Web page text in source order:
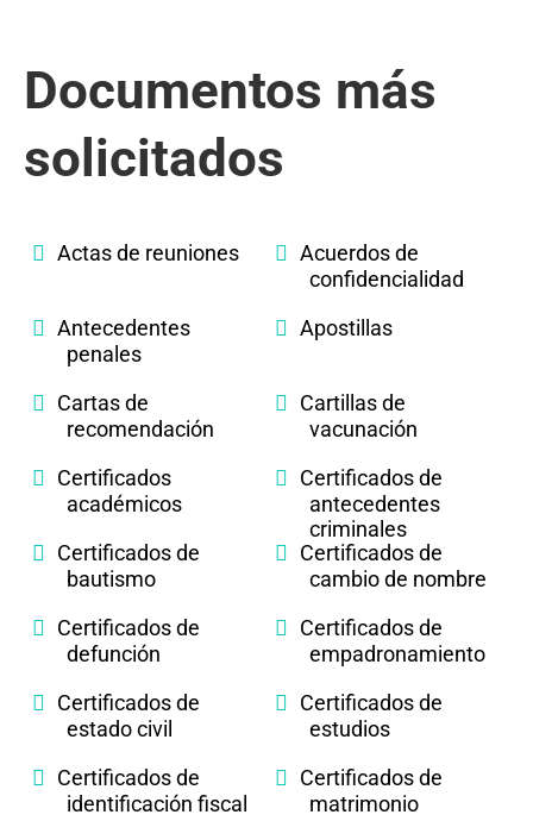
Documentos más
solicitados
Actas de reuniones
Acuerdos de
confidencialidad
Antecedentes
penales
Apostillas
Cartas de
recomendación
Cartillas de
vacunación
Certificados
académicos
Certificados de
antecedentes
criminales
Certificados de
bautismo
Certificados de
cambio de nombre
Certificados de
defunción
Certificados de
empadronamiento
Certificados de
estado civil
Certificados de
estudios
Certificados de
identificación fiscal
Certificados de
matrimonio